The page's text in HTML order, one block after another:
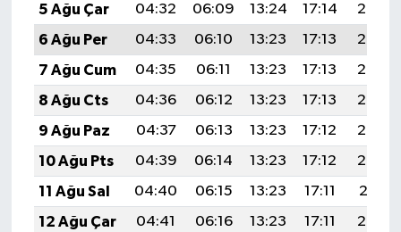
5 Ağu Çar
04:32 06:09 13:24 17:14
20:28
6 Ağu Per
04:33 06:10 13:23 17:13
20:27
7 Ağu Cum
04:35 06:11 13:23 17:13
20:26
8 Ağu Cts
04:36 06:12 13:23 17:13
20:24
9 Ağu Paz
04:37 06:13 13:23 17:12
20:23
10 Ağu Pts
04:39 06:14 13:23 17:12
20:22
11 Ağu Sal
04:40 06:15 13:23 17:11
20:21
12 Ağu Çar
04:41 06:16 13:23 17:11
20:20